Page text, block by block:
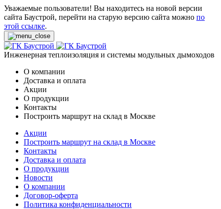
Уважаемые пользователи! Вы находитесь на новой версии
сайта Баустрой, перейти на старую версию сайта можно по
этой ссылке.
Инженерная теплоизоляция и системы модульных дымоходов
О компании
Доставка и оплата
Акции
О продукции
Контакты
Построить маршрут на склад в Москве
Акции
Построить маршрут на склад в Москве
Контакты
Доставка и оплата
О продукции
Новости
О компании
Договор-оферта
Политика конфиденциальности